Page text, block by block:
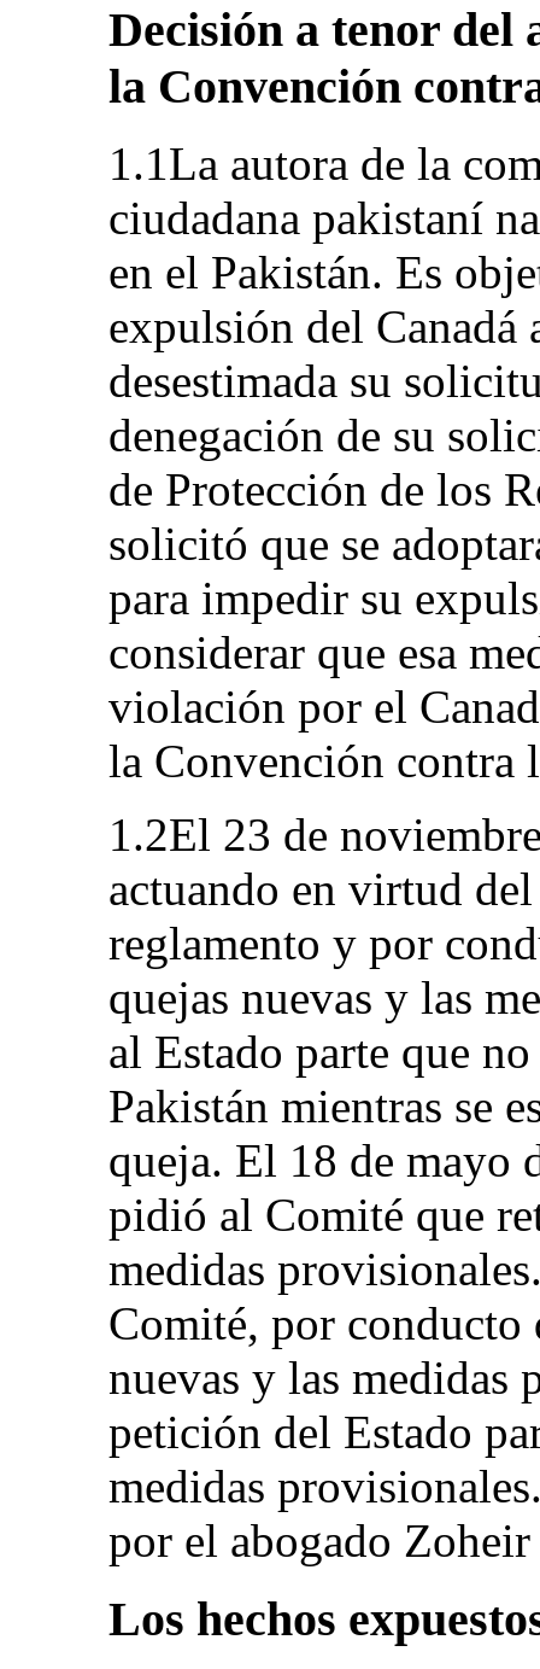
Decisión a tenor del
la Convención
1.1La autora de la
ciudadana pakistaní
en el Pakistán. Es
expulsión del Canadá
desestimada su
denegación de su
de Protección de los
solicitó que se
para impedir su
considerar que esa
violación por el
la Convención contra
1.2El 23 de
actuando en virtud
reglamento y por
quejas nuevas y las
al Estado parte que
Pakistán mientras se
queja. El 18 de mayo
pidió al Comité que
medidas
Comité, por conducto
nuevas y las medidas
petición del Estado
medidas
por el abogado Zoheir
Los hechos